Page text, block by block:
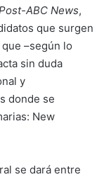
ABC News,
que surgen
–según lo
sin duda
y
donde se
New
se dará entre